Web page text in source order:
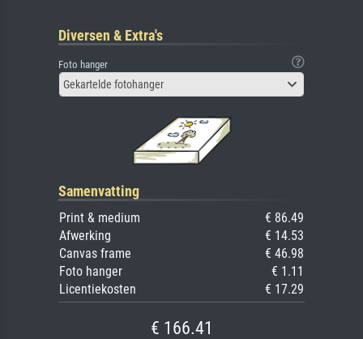
Diversen & Extra's
Foto hanger
Gekartelde fotohanger
Samenvatting
Print & medium
€ 86.49
Afwerking
€ 14.53
Canvas frame
€ 46.98
Foto hanger
€ 1.11
Licentiekosten
€ 17.29
€ 166.41